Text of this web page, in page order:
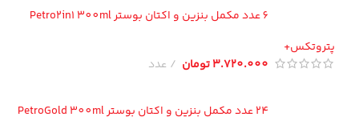
6 عدد مکمل بنزین و اکتان بوستر Petro2in1 300ml
3.720.000تومان عدد
24 عدد مکمل بنزین و اکتان بوستر PetroGold 300ml